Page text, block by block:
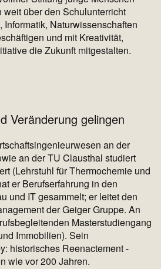
über den Schulunterricht
Informatik, Naturwissenschaften
und mit Kreativität,
die Zukunft mitgestalten.
Veränderung gelingen
an der
an der TU Clausthal studiert
(Lehrstuhl für Thermochemie und
er Berufserfahrung in den
und IT gesammelt; er leitet den
der Geiger Gruppe. An
Masterstudiengang
Immobilien). Sein
historisches Reenactement -
wie vor 200 Jahren.